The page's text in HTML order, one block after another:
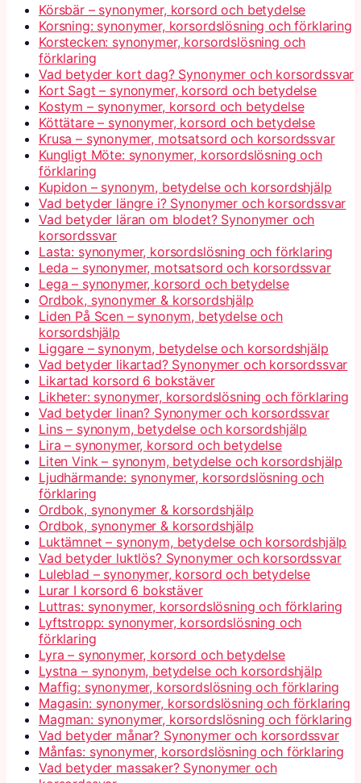
Körsbär – synonymer, korsord och betydelse
Korsning: synonymer, korsordslösning och förklaring
Korstecken: synonymer, korsordslösning och
förklaring
Vad betyder kort dag? Synonymer och korsordssvar
Kort Sagt – synonymer, korsord och betydelse
Kostym – synonymer, korsord och betydelse
Köttätare – synonymer, korsord och betydelse
Krusa – synonymer, motsatsord och korsordssvar
Kungligt Möte: synonymer, korsordslösning och
förklaring
Kupidon – synonym, betydelse och korsordshjälp
Vad betyder längre i? Synonymer och korsordssvar
Vad betyder läran om blodet? Synonymer och
korsordssvar
Lasta: synonymer, korsordslösning och förklaring
Leda – synonymer, motsatsord och korsordssvar
Lega – synonymer, korsord och betydelse
Ordbok, synonymer & korsordshjälp
Liden På Scen – synonym, betydelse och
korsordshjälp
Liggare – synonym, betydelse och korsordshjälp
Vad betyder likartad? Synonymer och korsordssvar
Likartad korsord 6 bokstäver
Likheter: synonymer, korsordslösning och förklaring
Vad betyder linan? Synonymer och korsordssvar
Lins – synonym, betydelse och korsordshjälp
Lira – synonymer, korsord och betydelse
Liten Vink – synonym, betydelse och korsordshjälp
Ljudhärmande: synonymer, korsordslösning och
förklaring
Ordbok, synonymer & korsordshjälp
Ordbok, synonymer & korsordshjälp
Luktämnet – synonym, betydelse och korsordshjälp
Vad betyder luktlös? Synonymer och korsordssvar
Luleblad – synonymer, korsord och betydelse
Lurar I korsord 6 bokstäver
Luttras: synonymer, korsordslösning och förklaring
Lyftstropp: synonymer, korsordslösning och
förklaring
Lyra – synonymer, korsord och betydelse
Lystna – synonym, betydelse och korsordshjälp
Maffig: synonymer, korsordslösning och förklaring
Magasin: synonymer, korsordslösning och förklaring
Magman: synonymer, korsordslösning och förklaring
Vad betyder månar? Synonymer och korsordssvar
Månfas: synonymer, korsordslösning och förklaring
Vad betyder massaker? Synonymer och